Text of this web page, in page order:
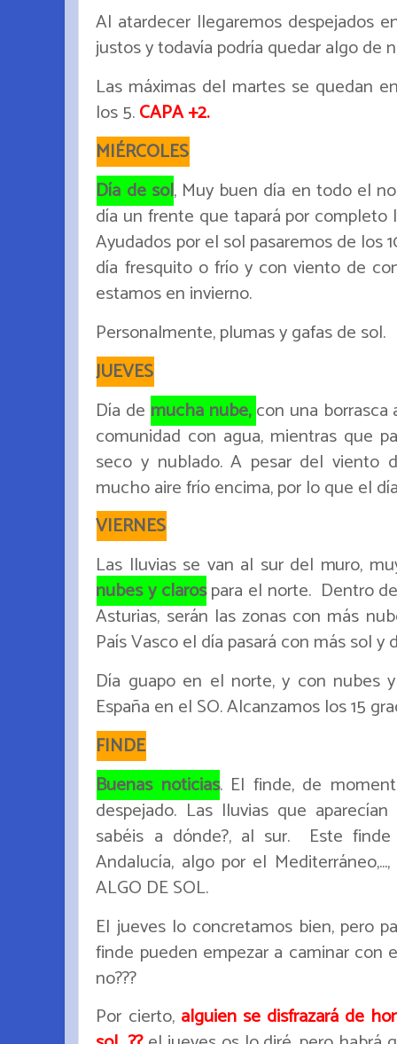
Al atardecer llegaremos despejados
justos y todavía podría quedar algo de
Las máximas del martes se quedan
los 5.CAPA +2.
MIÉRCOLES
Día de sol, Muy buen día en todo el
día un frente que tapará por completo
Ayudados por el sol pasaremos de los
día fresquito o frío y con viento de
estamos en invierno.
Personalmente, plumas y gafas de sol.
JUEVES
Día de mucha nube,con una borrasca
comunidad con agua, mientras que
seco y nublado. A pesar del viento
mucho aire frío encima, por lo que el
VIERNES
Las lluvias se van al sur del muro,
nubes y clarospara el norte. Dentro
Asturias, serán las zonas con más
País Vasco el día pasará con más sol y
Día guapo en el norte, y con nubes
España en el SO. Alcanzamos los 15
FINDE
Buenas noticias. El finde, de
despejado. Las lluvias que
sabéis a dónde?, al sur. Este finde
Andalucía, algo por el
ALGO DE SOL.
El jueves lo concretamos bien, pero
finde pueden empezar a caminar con
no???
Por cierto, alguien se disfrazará de